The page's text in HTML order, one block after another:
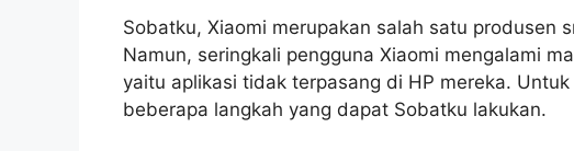
Sobatku, Xiaomi merupakan salah satu produsen
Namun, seringkali pengguna Xiaomi mengalami
yaitu aplikasi tidak terpasang di HP mereka.
beberapa langkah yang dapat Sobatku lakukan.